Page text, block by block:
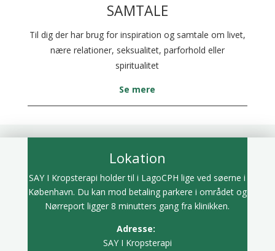
SAMTALE
Til dig der har brug for inspiration og samtale om livet,
nære relationer, seksualitet, parforhold eller
spiritualitet
Se mere
Lokation
SAY I Kropsterapi holder til i LagoCPH lige ved søerne i
København. Du kan mod betaling parkere i området og
Nørreport ligger 8 minutters gang fra klinikken.
Adresse:
SAY I Kropsterapi